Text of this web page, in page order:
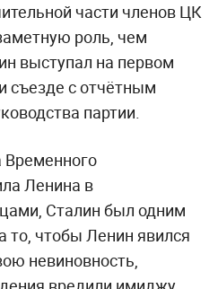
части членов ЦК
роль, чем
выступал на первом
съезде с отчётным
партии.
Временного
Ленина в
Сталин был одним
то, чтобы Ленин явился
невиновность,